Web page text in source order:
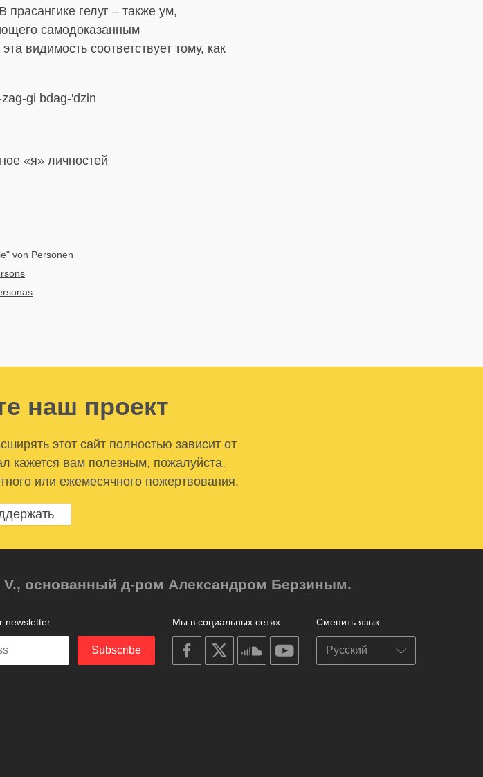
гелуг – также ум,
самодоказанным
видимость соответствует тому, как
zag-gi bdag-'dzin
«я» личностей
von Personen
наш проект
этот сайт полностью зависит от
кажется вам полезным, пожалуйста,
или ежемесячного пожертвования.
V., основанный д-ром Александром Берзиным.
Сменить язык
Мы в социальных сетях
on
facebook
on
on
soundcloudyoutube
newsletter
Subscribe